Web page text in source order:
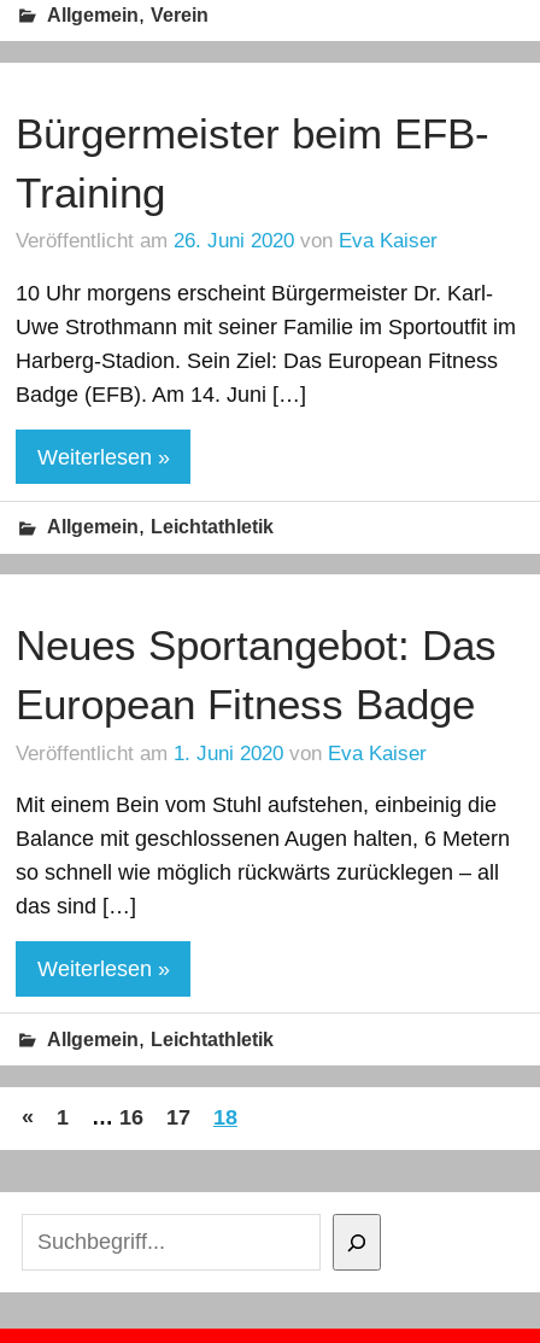
Allgemein,Verein
Bürgermeister beim EFB-
Training
Veröffentlicht am26. Juni 2020 von Eva Kaiser
10 Uhr morgens erscheint Bürgermeister Dr. Karl-
Uwe Strothmann mit seiner Familie im Sportoutfit im
Harberg-Stadion. Sein Ziel: Das European Fitness
Badge (EFB). Am 14. Juni […]
Weiterlesen »
Allgemein, Leichtathletik
Neues Sportangebot: Das
European Fitness Badge
Veröffentlicht am 1. Juni 2020 von Eva Kaiser
Mit einem Bein vom Stuhl aufstehen, einbeinig die
Balance mit geschlossenen Augen halten, 6 Metern
so schnell wie möglich rückwärts zurücklegen – all
das sind […]
Weiterlesen »
Allgemein, Leichtathletik
« 1 … 16 17 18
Suchen